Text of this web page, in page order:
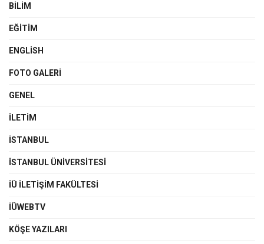
BILIM
EĞITIM
ENGLISH
FOTO GALERI
GENEL
İLETIM
İSTANBUL
İSTANBUL ÜNIVERSITESI
İÜ İLETIŞIM FAKÜLTESI
İÜWEBTV
KÖŞE YAZILARI